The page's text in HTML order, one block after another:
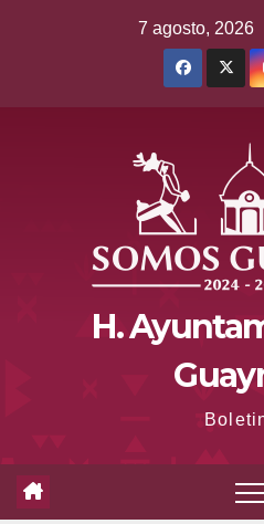
7 agosto, 2026
H.